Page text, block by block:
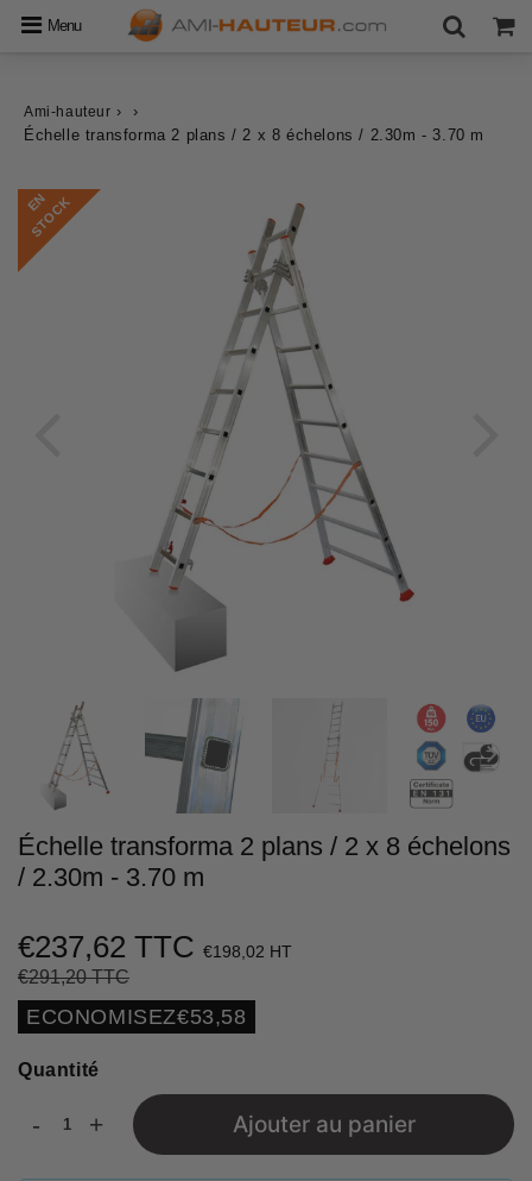
Menu
Ami-hauteur ›
›
Échelle transforma 2 plans / 2 x 8 échelons / 2.30m - 3.70 m
E
N
S
T
O
C
K
Échelle transforma 2 plans / 2 x 8 échelons
/ 2.30m - 3.70 m
€237,62 TTC €198,02 HT
€291,20 TTC
régulier
réduit
Unit
price
ECONOMISEZ€53,58
Quantité
- + Ajouter au panier